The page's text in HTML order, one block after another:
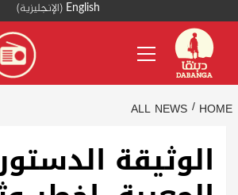
content
English
(الإنجليزية)
Menu
HOME
ALL NEWS
الوثيقة